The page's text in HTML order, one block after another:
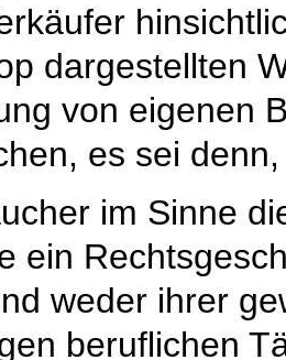
dargestellten
von eigenen
es sei
im Sinne
ein
weder ihrer
beruflichen